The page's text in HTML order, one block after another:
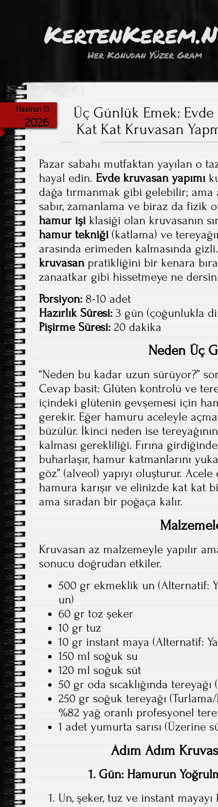
Her Konudan Yüzer Gram
Haziran 13
2026
Üç Günlük Emek:
Kat Kat Kruvasan
Pazar sabahı mutfaktan yayılan o
hayal edin. Evde kruvasan yapımı
dağa tırmanmak gibi gelebilir; ama
sabır, zamanlama ve biraz da fizik
hamur işi klasiği olan kruvasanın
hamur tekniği (katlama) ve
arasında erimeden kalmasında
kruvasan pratikliğini bir kenara
zanaatkar gibi hissetmeye ne
Porsiyon: 8-10 adet
Hazırlık Süresi: 3 gün (çoğunlukla
Pişirme Süresi: 20 dakika
Neden Üç
“Neden bu kadar uzun sürüyor?”
Cevap basit: Glüten kontrolü ve
içindeki glütenin gevşemesi için
gerekir. Eğer hamuru aceleyle
büzülür. İkinci neden ise
kalması gerekliliği. Fırına
buharlaşır, hamur katmanlarını
göz” (alveol) yapıyı oluşturur.
hamura karışır ve elinizde kat kat
ama sıradan bir poğaça kalır.
Kruvasan az malzemeyle yapılır
sonucu doğrudan etkiler.
500 gr ekmeklik un (Alternatif:
un)
60 gr toz şeker
10 gr tuz
10 gr instant maya (Alternatif:
150 ml soğuk su
120 ml soğuk süt
50 gr oda sıcaklığında
250 gr soğuk tereyağı
%82 yağ oranlı profesyonel
1 adet yumurta sarısı (Üzerine
Adım Adım
1. Gün: Hamurun
Un, şeker, tuz ve instant mayayı